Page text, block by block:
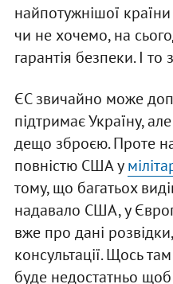
найпотужнішої
чи не хочемо, на
гарантія безпеки. І то
ЄС звичайно може
підтримає Україну,
дещо зброєю. Проте
повністю США у
тому, що багатьох
надавало США, у
вже про дані
консультації. Щось
буде недостатньо